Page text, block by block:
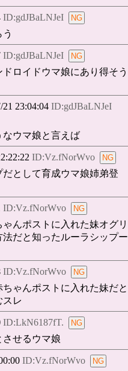
ID:gdJBaLNJeI
ID:gdJBaLNJeI
ロイドウマ娘にあり得そう
23:04:04 ID:gdJBaLNJeI
ウマ娘と言えば
ID:Vz.fNorWvo
として育成ウマ娘姉弟登
ID:Vz.fNorWvo
んポストに入れた妹オグリ
だと知ったルーラシップー
ID:Vz.fNorWvo
ゃんポストに入れた妹だと
スレ
ID:LkN6187fT.
させるウマ娘
ID:Vz.fNorWvo